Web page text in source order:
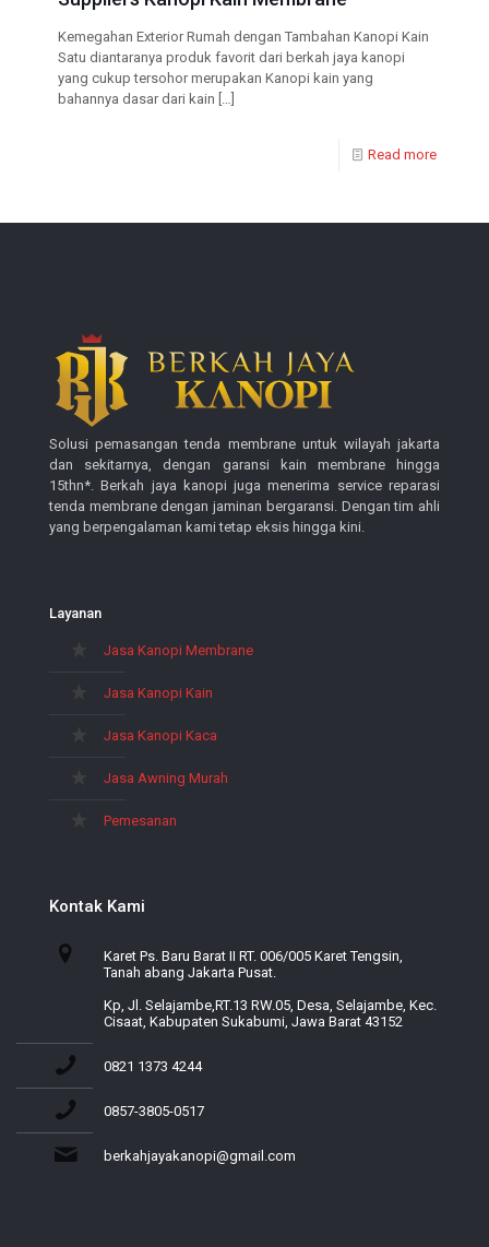
Kemegahan Exterior Rumah dengan Tambahan Kanopi Kain
Satu diantaranya produk favorit dari berkah jaya kanopi
yang cukup tersohor merupakan Kanopi kain yang
bahannya dasar dari kain […]
Read more
Solusi pemasangan tenda membrane untuk wilayah jakarta
dan sekitarnya, dengan garansi kain membrane hingga
15thn*. Berkah jaya kanopi juga menerima service reparasi
tenda membrane dengan jaminan bergaransi. Dengan tim ahli
yang berpengalaman kami tetap eksis hingga kini.
Layanan
Jasa Kanopi Membrane
Jasa Kanopi Kain
Jasa Kanopi Kaca
Jasa Awning Murah
Pemesanan
Kontak Kami
Karet Ps. Baru Barat II RT. 006/005 Karet Tengsin,
Tanah abang Jakarta Pusat.
Kp, Jl. Selajambe,RT.13 RW.05, Desa, Selajambe, Kec.
Cisaat, Kabupaten Sukabumi, Jawa Barat 43152
0821 1373 4244
0857-3805-0517
berkahjayakanopi@gmail.com